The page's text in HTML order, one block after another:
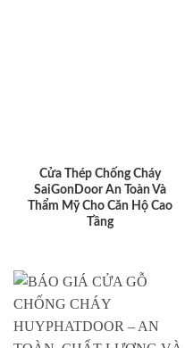
Cửa Thép Chống Cháy
SaiGonDoor An Toàn Và
Thẩm Mỹ Cho Căn Hộ Cao
Tầng